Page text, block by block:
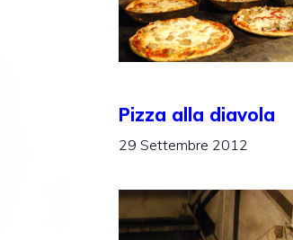
Pizza alla diavola
29 Settembre 2012